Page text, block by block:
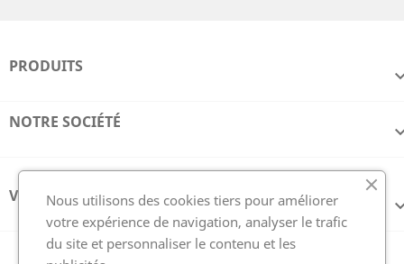
PRODUITS
NOTRE SOCIÉTÉ
VOTRE COMPTE
Nous utilisons des cookies tiers pour améliorer
votre expérience de navigation, analyser le trafic
du site et personnaliser le contenu et les